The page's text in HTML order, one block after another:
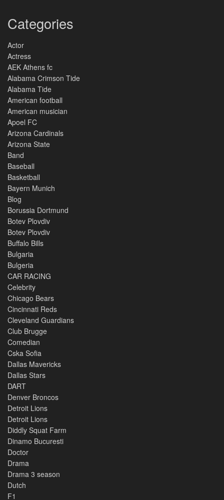
Categories
Actor
Actress
AEK Athens fc
Alabama Crimson Tide
Alabama Tide
American football
American musician
Apoel FC
Arizona Cardinals
Arizona State
Band
Baseball
Basketball
Bayern Munich
Blog
Borussia Dortmund
Botev Plovdiv
Botev Plovdiv
Buffalo Bills
Bulgaria
Bulgeria
CAR RACING
Celebrity
Chicago Bears
Cincinnati Reds
Cleveland Guardians
Club Brugge
Comedian
Cska Sofia
Dallas Mavericks
Dallas Stars
DART
Denver Broncos
Detroit Lions
Detroit Lions
Diddly Squat Farm
Dinamo Bucuresti
Doctor
Drama
Drama 3 season
Dutch
F1